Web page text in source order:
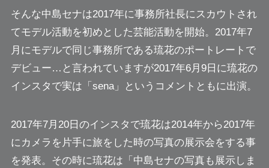
そんな中島セナは2017年に事務所社長にスカウトされ
てモデル活動を初めとした芸能活動を開始。2017年7
月にモデルで同じ事務所である琉花のポートレートで
デビュー…と言われていますが2017年6月9日に琉花の
インスタで実は「sena」というコメントともに出演。
2017年7月20日のインスタで琉花は2014年から2017年
にカメラを片手に旅をした時の写真の展示会をする事
を発表。その時に琉花は「中島セナの写真も展示しま